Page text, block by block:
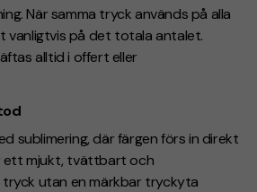
När samma tryck används på alla
vanligtvis på det totala antalet.
alltid i offert eller
sublimering, där färgen förs in direkt
ett mjukt, tvättbart och
utan en märkbar tryckyta